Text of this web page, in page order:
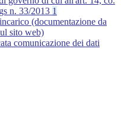
n. 33/2013 1
(documentazione da
sito web)
comunicazione dei dati